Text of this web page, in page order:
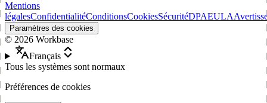
Mentions
légalesConfidentialitéConditionsCookiesSécuritéDPAEULA
Paramètres des cookies
© 2026 Workbase
Français
Tous les systèmes sont normaux
Préférences de cookies